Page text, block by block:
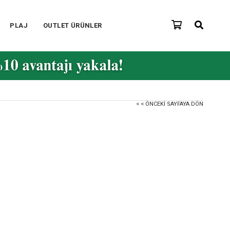
PLAJ OUTLET ÜRÜNLER
< < ÖNCEKI SAYFAYA DÖN